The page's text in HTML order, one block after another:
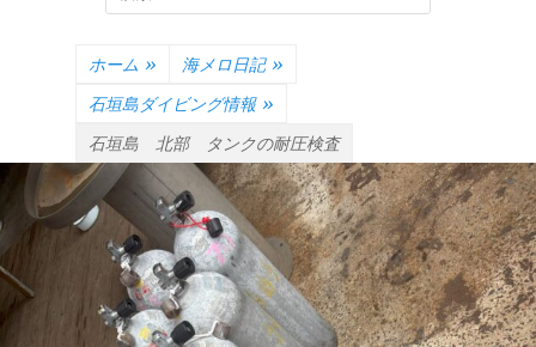
索:
ホーム » 海メロ日記 »
石垣島ダイビング情報 »
石垣島 北部 タンクの耐圧検査